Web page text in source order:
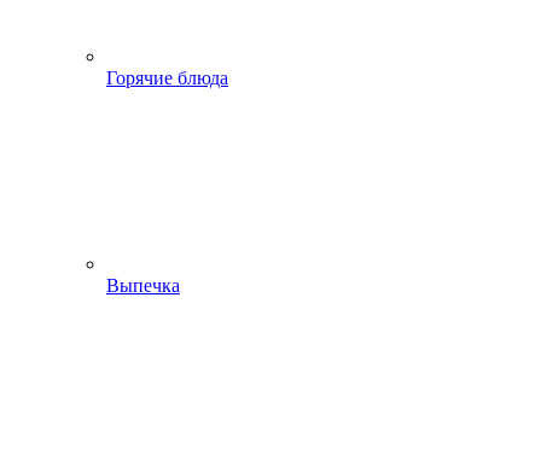
Горячие блюда
Выпечка